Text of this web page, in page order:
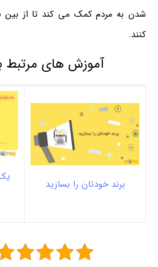
شدن به مردم کمک می کند تا از بین
کنند.
آموزش های مرتبط
برند خودتان را بسازید